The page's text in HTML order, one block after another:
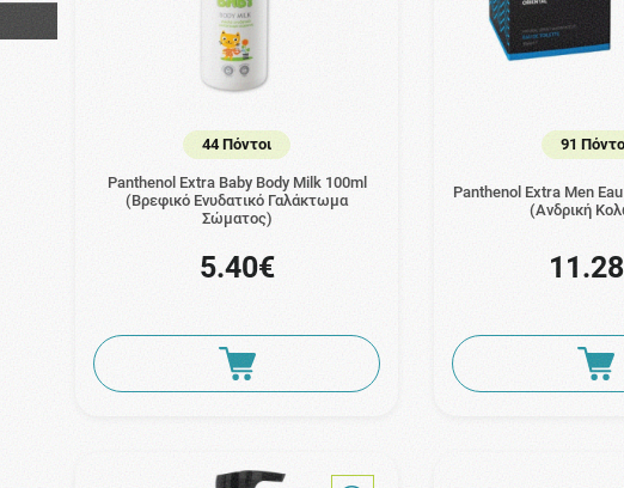
44 Πόντοι
Panthenol Extra Baby Body Milk 100ml
(Βρεφικό Ενυδατικό Γαλάκτωμα
Σώματος)
5.40€
91
Panthenol Extra Men
(Ανδρική